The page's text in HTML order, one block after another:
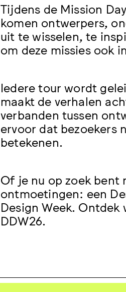
Tijdens de Mission
komen ontwerpers,
uit te wisselen, te
om deze missies ook
Iedere tour wordt
maakt de verhalen
verbanden tussen
ervoor dat bezoekers
betekenen.
Of je nu op zoek bent
ontmoetingen: een
Design Week. Ontdek
DDW26.